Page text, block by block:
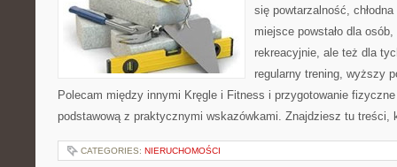
się powtarzalność,
miejsce powstało dla
rekreacyjnie, ale też dla
regularny trening, wyższy
Polecam między innymi Kręgle i Fitness i przygotowanie
podstawową z praktycznymi wskazówkami. Znajdziesz tu
CATEGORIES: NIERUCHOMOŚCI